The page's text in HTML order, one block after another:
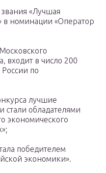
«Лучшая
в номинации «Оператор
входит в число 200
по
лучшие
стали обладателями
экономического
победителем
экономики».